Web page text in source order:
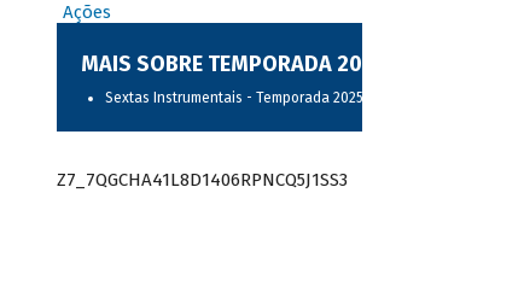
Ações
MAIS SOBRE TEMPORADA 2025
Sextas Instrumentais - Temporada 2025
Z7_7QGCHA41L8D1406RPNCQ5J1SS3